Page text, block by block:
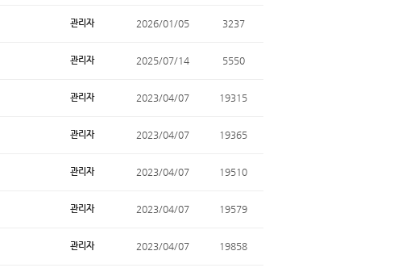
관리자 2026/01/05 3237
관리자 2025/07/14 5550
관리자 2023/04/07 19315
관리자 2023/04/07 19365
관리자 2023/04/07 19510
관리자 2023/04/07 19579
관리자 2023/04/07 19858